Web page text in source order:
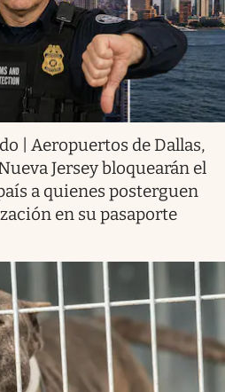
| Aeropuertos de Dallas,
Jersey bloquearán el
a quienes posterguen
en su pasaporte